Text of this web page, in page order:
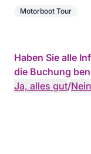
Motorboot Tour
Haben Sie alle
die Buchung
Ja, alles gut/